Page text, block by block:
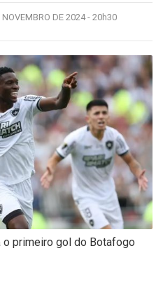
NOVEMBRO DE 2024 - 20h30
primeiro gol do Botafogo